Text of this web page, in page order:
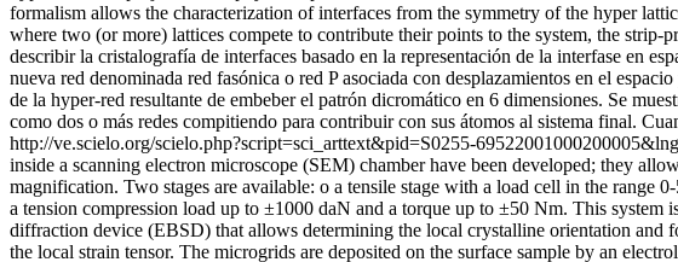
formalism allows the characterization of interfaces from the symmetry of the hyper
where two (or more) lattices compete to contribute their points to the system, the
describir la cristalografía de interfaces basado en la representación de la interfase en
nueva red denominada red fasónica o red P asociada con desplazamientos en el
de la hyper-red resultante de embeber el patrón dicromático en 6 dimensiones. Se
como dos o más redes compitiendo para contribuir con sus átomos al sistema final.
http://ve.scielo.org/scielo.php?script=sci_arttext&pid=S0255-
inside a scanning electron microscope (SEM) chamber have been developed; they
magnification. Two stages are available: o a tensile stage with a load cell in the range
a tension compression load up to ±1000 daN and a torque up to ±50 Nm. This
diffraction device (EBSD) that allows determining the local crystalline orientation and
the local strain tensor. The microgrids are deposited on the surface sample by an